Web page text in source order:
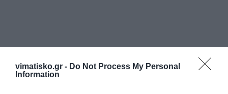
vimatisko.gr - Do Not Process My Personal
Information
Η ανωνυμία είναι το καλύτερο κρησφύγετο δειλίας και